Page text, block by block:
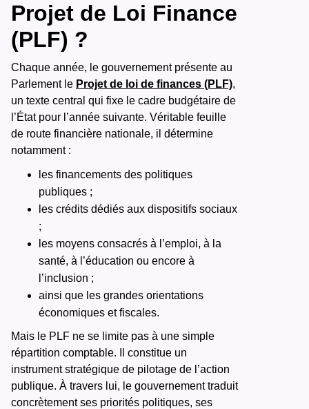
Projet de Loi Finance
(PLF) ?
Chaque année, le gouvernement présente au
Parlement le Projet de loi de finances (PLF),
un texte central qui fixe le cadre budgétaire de
l’État pour l’année suivante. Véritable feuille
de route financière nationale, il détermine
notamment :
les financements des politiques
publiques ;
les crédits dédiés aux dispositifs sociaux
;
les moyens consacrés à l’emploi, à la
santé, à l’éducation ou encore à
l’inclusion ;
ainsi que les grandes orientations
économiques et fiscales.
Mais le PLF ne se limite pas à une simple
répartition comptable. Il constitue un
instrument stratégique de pilotage de l’action
publique. À travers lui, le gouvernement traduit
concrètement ses priorités politiques, ses